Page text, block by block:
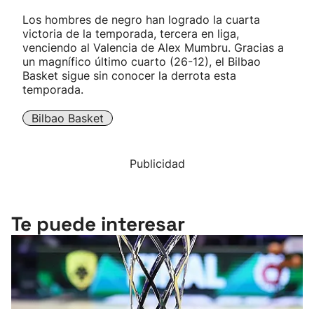
Los hombres de negro han logrado la cuarta
victoria de la temporada, tercera en liga,
venciendo al Valencia de Alex Mumbru. Gracias a
un magnífico último cuarto (26-12), el Bilbao
Basket sigue sin conocer la derrota esta
temporada.
Bilbao Basket
Publicidad
Te puede interesar